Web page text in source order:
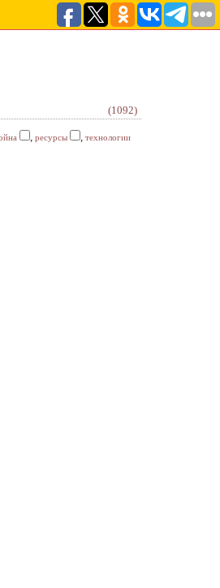
(1092)
, ресурсы , технологии